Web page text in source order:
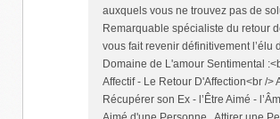
auxquels vous ne trouvez pas de
Remarquable spécialiste du retour
vous fait revenir définitivement l’élu
Domaine de L'amour Sentimental
Affectif - Le Retour D'Affection<br />
Récupérer son Ex - l’Être Aimé -